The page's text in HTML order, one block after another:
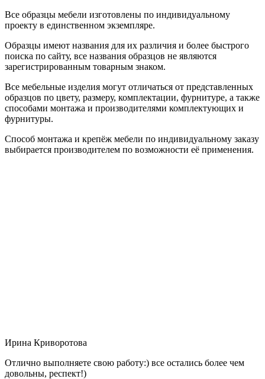
Все образцы мебели изготовлены по индивидуальному
проекту в единственном экземпляре.
Образцы имеют названия для их различия и более быстрого
поиска по сайту, все названия образцов не являются
зарегистрированным товарным знаком.
Все мебельные изделия могут отличаться от представленных
образцов по цвету, размеру, комплектации, фурнитуре, а также
способами монтажа и производителями комплектующих и
фурнитуры.
Способ монтажа и крепёж мебели по индивидуальному заказу
выбирается производителем по возможности её применения.
Ирина Криворотова
Отлично выполняете свою работу:) все остались более чем
довольны, респект!)